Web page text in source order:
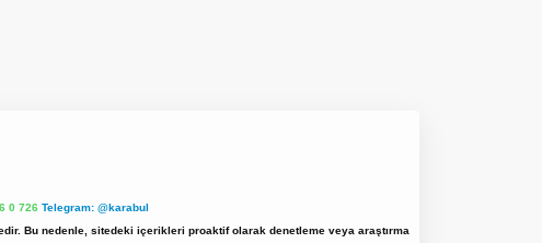
0 726 Telegram: @karabul
Bu nedenle, sitedeki içerikleri proaktif olarak denetleme veya araştırma